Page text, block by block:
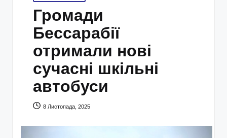
in
Громади
Бессарабії
отримали нові
сучасні шкільні
автобуси
8 Листопада, 2025